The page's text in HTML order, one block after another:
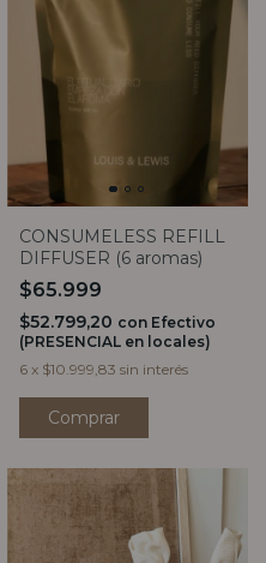
CONSUMELESS REFILL
DIFFUSER (6 aromas)
$65.999
$52.799,20 con Efectivo
(PRESENCIAL en locales)
6 x $10.999,83 sin interés
Comprar